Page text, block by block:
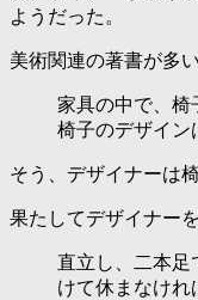
ようだった。
美術関連の著書が多
家具の中で、椅
椅子のデザイン
そう、デザイナーは
果たしてデザイナー
直立し、二本足
けて休まなけ